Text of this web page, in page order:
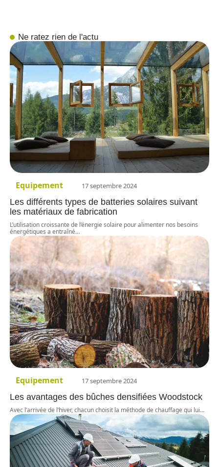
Ne ratez rien de l'actu
Equipement 17 septembre 2024
Les différents types de batteries solaires suivant
les matériaux de fabrication
L’utilisation croissante de l’énergie solaire pour alimenter nos besoins
énergétiques a entraîné…
Equipement 17 septembre 2024
Les avantages des bûches densifiées Woodstock
Avec l’arrivée de l’hiver, chacun choisit la méthode de chauffage qui lui…